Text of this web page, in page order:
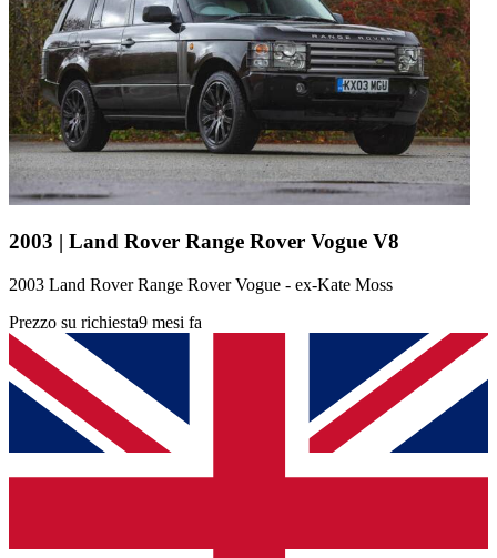
2003 | Land Rover Range Rover Vogue V8
2003 Land Rover Range Rover Vogue - ex-Kate Moss
Prezzo su richiesta9 mesi fa